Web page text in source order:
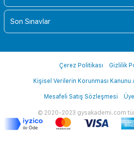
Son Sınavlar
© 2020-2023 gysakademi.com
Çerez Politikası Gizlilik
Kişisel Verilerin Korunması Kanunu
Mesafeli Satış Sözleşmesi